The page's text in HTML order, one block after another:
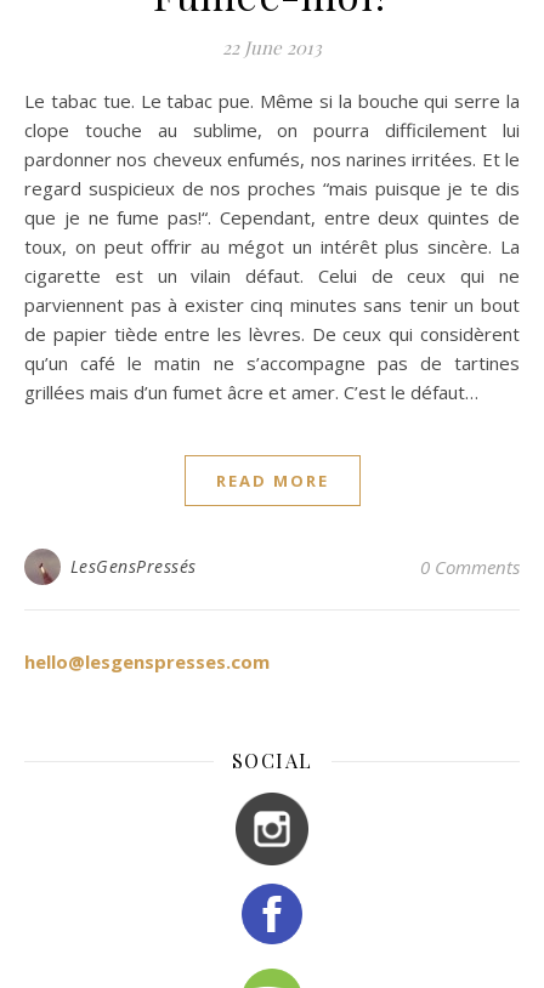
22 June 2013
Le tabac tue. Le tabac pue. Même si la bouche qui serre la
clope touche au sublime, on pourra difficilement lui
pardonner nos cheveux enfumés, nos narines irritées. Et le
regard suspicieux de nos proches “mais puisque je te dis
que je ne fume pas!“. Cependant, entre deux quintes de
toux, on peut offrir au mégot un intérêt plus sincère. La
cigarette est un vilain défaut. Celui de ceux qui ne
parviennent pas à exister cinq minutes sans tenir un bout
de papier tiède entre les lèvres. De ceux qui considèrent
qu’un café le matin ne s’accompagne pas de tartines
grillées mais d’un fumet âcre et amer. C’est le défaut…
READ MORE
LesGensPressés 0 Comments
hello@lesgenspresses.com
SOCIAL